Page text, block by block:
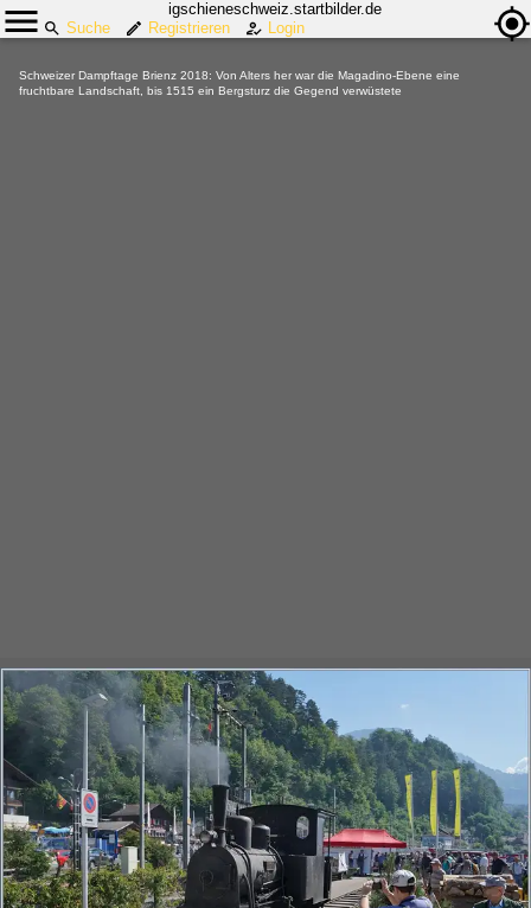
igschieneschweiz.startbilder.de
Suche
Registrieren Login
Schweizer Dampftage Brienz 2018: Von Alters her war die Magadino-Ebene eine
fruchtbare Landschaft, bis 1515 ein Bergsturz die Gegend verwüstete